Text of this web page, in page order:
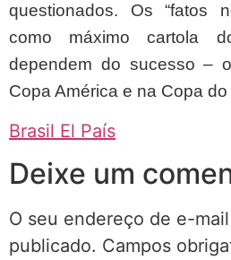
questionados. Os “fatos
como máximo cartola
dependem do sucesso –
Copa América e na Copa
Brasil El País
Deixe um
O seu endereço de e-
publicado. Campos